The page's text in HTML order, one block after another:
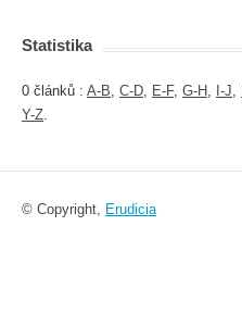
Statistika
0 článků : A-B, C-D, E-F, G-H , I-J,
Y-Z.
© Copyright, Erudicia